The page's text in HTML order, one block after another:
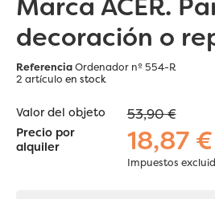
Marca ACER.
decoración o
ReferenciaOrdenador nº 554-R
2 artículo en stock
Valor del objeto 53,90 €
Precio por
alquiler
18,87 €
Impuestos